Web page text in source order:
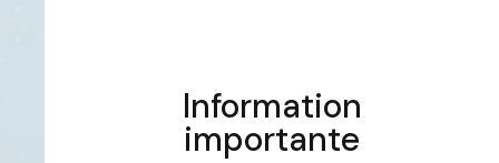
Information
importante